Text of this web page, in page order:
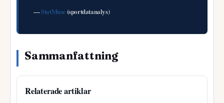
—StatMuse(sportdatanalys)
Sammanfattning
Relaterade artiklar